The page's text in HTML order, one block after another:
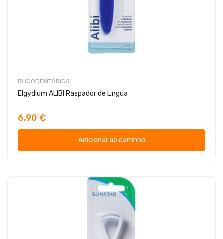
BUCODENTÁRIOS
Elgydium ALIBI Raspador de Lingua
6,90 €
Adicionar ao carrinho